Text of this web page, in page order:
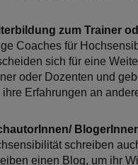
zum Trainer
Coaches für
sich für eine
oder Dozenten und
ihre Erfahrungen an
schreiben
einen Blog, um ihr